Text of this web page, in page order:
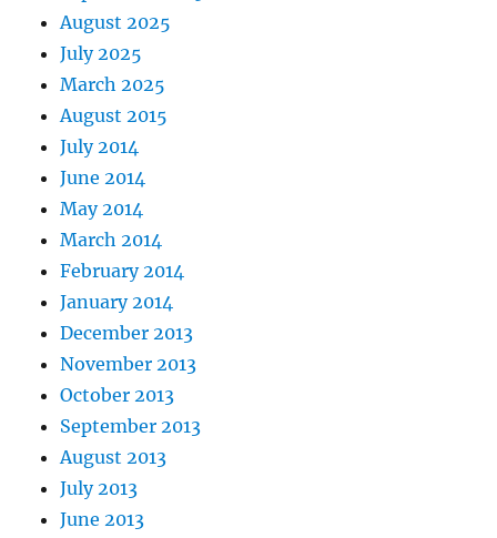
August 2025
July 2025
March 2025
August 2015
July 2014
June 2014
May 2014
March 2014
February 2014
January 2014
December 2013
November 2013
October 2013
September 2013
August 2013
July 2013
June 2013